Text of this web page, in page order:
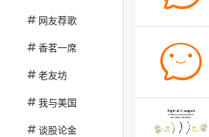
网友荐歌
香茗一席
老友坊
我与美国
谈股论金